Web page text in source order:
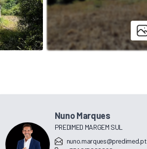
Nuno Marques
PREDIMED MARGEM SUL
nuno.marques@predimed.pt